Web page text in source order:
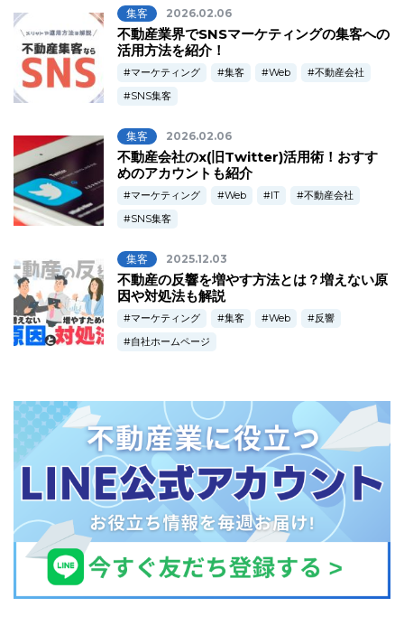
集客 2026.02.06
不動産業界でSNSマーケティングの集客への
活用方法を紹介！
マーケティング 集客 Web
不動産会社
SNS集客
集客 2026.02.06
不動産会社のx(旧Twitter)活用術！おすす
めのアカウントも紹介
マーケティング Web IT
不動産会社
SNS集客
集客 2025.12.03
不動産の反響を増やす方法とは？増えない原
因や対処法も解説
マーケティング 集客 Web
反響
自社ホームページ